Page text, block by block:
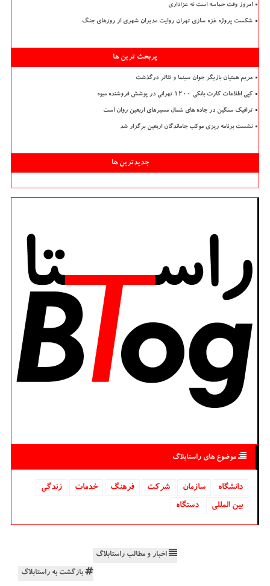
امروز وقت حماسه است نه عزاداری
شکست پروژه غزه سازی تهران روایت مدیران شهری از روزهای جنگ
پربحث ترین ها
مریم همتیان بازیگر جوان سینما و تئاتر درگذشت
کپی اطلاعات کارت بانکی ۱۲۰۰ تهرانی در پوشش فروشنده میوه
ترافیک سنگین در جاده های شمال مسیرهای اربعین روان است
نشست برنامه ریزی موکب جاماندگان اربعین برگزار شد
جدیدترین ها
موضوع های راستابلاگ
دانشگاه‌ سازمان شركت فرهنگ خدمات
زندگی
بین المللی
دستگاه
اخبار و مطالب راستابلاگ
بازگشت به راستابلاگ